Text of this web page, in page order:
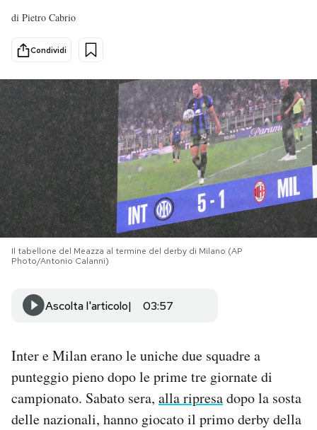
Scienza
Cultura
Economia
Sport
Mondiali calcio 2026
PODCAST
NEWSLETTER
AREA PERSONALE
Area Personale
di Pietro Cabrio
Condividi
Il tabellone del Meazza al termine del derby di Milano (AP
Photo/Antonio Calanni)
Ascolta l'articolo 03:57
Inter e Milan erano le uniche due squadre a
punteggio pieno dopo le prime tre giornate di
campionato. Sabato sera, alla ripresadopo la sosta
delle nazionali, hanno giocato il primo derby della